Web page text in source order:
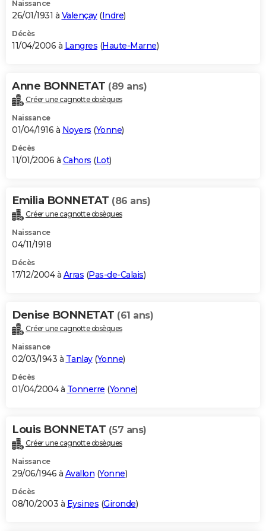
Naissance
26/01/1931 à Valençay(Indre)
Décès
11/04/2006 à Langres (Haute-Marne)
Anne BONNETAT (89 ans)
Créer une cagnotte obsèques
Naissance
01/04/1916 à Noyers (Yonne)
Décès
11/01/2006 à Cahors (Lot)
Emilia BONNETAT (86 ans)
Créer une cagnotte obsèques
Naissance
04/11/1918
Décès
17/12/2004 à Arras (Pas-de-Calais)
Denise BONNETAT (61 ans)
Créer une cagnotte obsèques
Naissance
02/03/1943 à Tanlay(Yonne)
Décès
01/04/2004 à Tonnerre (Yonne)
Louis BONNETAT (57 ans)
Créer une cagnotte obsèques
Naissance
29/06/1946 à Avallon (Yonne)
Décès
08/10/2003 à Eysines (Gironde)